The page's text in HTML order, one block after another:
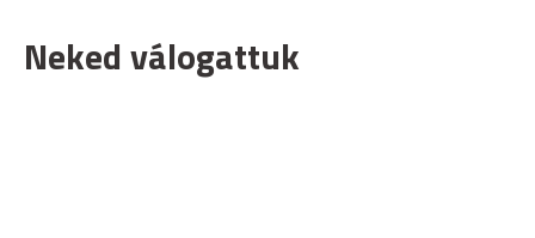
Neked válogattuk